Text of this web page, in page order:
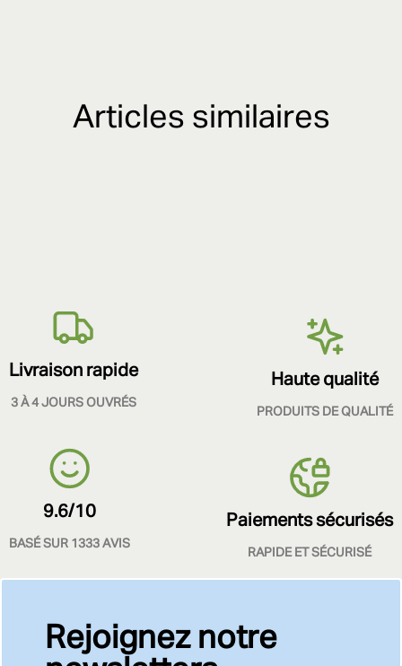
Articles similaires
Livraison rapide
3 À 4 JOURS OUVRÉS
Haute qualité
PRODUITS DE QUALITÉ
9.6/10
BASÉ SUR 1333 AVIS
Paiements sécurisés
RAPIDE ET SÉCURISÉ
Rejoignez notre